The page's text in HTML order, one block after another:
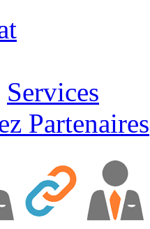
Services
Partenaires